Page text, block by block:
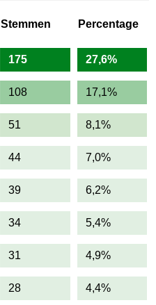
Stemmen Percentage
175 27,6%
108 17,1%
51 8,1%
44 7,0%
39 6,2%
34 5,4%
31 4,9%
28 4,4%